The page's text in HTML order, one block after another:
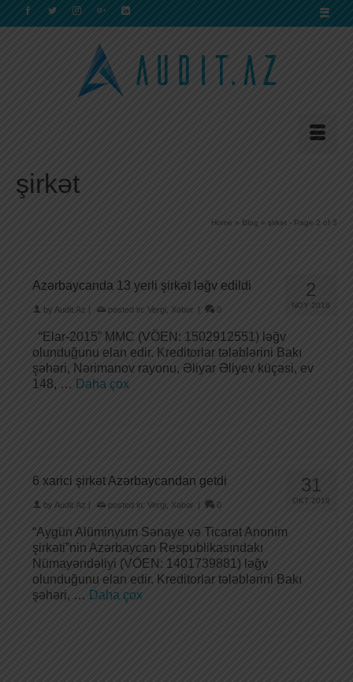
şirkət
Home » Blog » şirkət - Page 2 of 3
2
NOY 2018
Azərbaycanda 13 yerli şirkət ləğv edildi
by Audit.Az | posted in: Vergi Xəbər | 0
“Elar-2015” MMC (VÖEN: 1502912551) ləğv
olunduğunu elan edir. Kreditorlar tələblərini Bakı
şəhəri, Nərimanov rayonu, Əliyar Əliyev küçəsi, ev
148, … Daha çox
31
OKT 2018
6 xarici şirkət Azərbaycandan getdi
by Audit.Az | posted in: Vergi Xəbər | 0
“Aygün Alüminyum Sənaye və Ticarət Anonim
şirkəti”nin Azərbaycan Respublikasındakı
Nümayəndəliyi (VÖEN: 1401739881) ləğv
olunduğunu elan edir. Kreditorlar tələblərini Bakı
şəhəri, … Daha çox